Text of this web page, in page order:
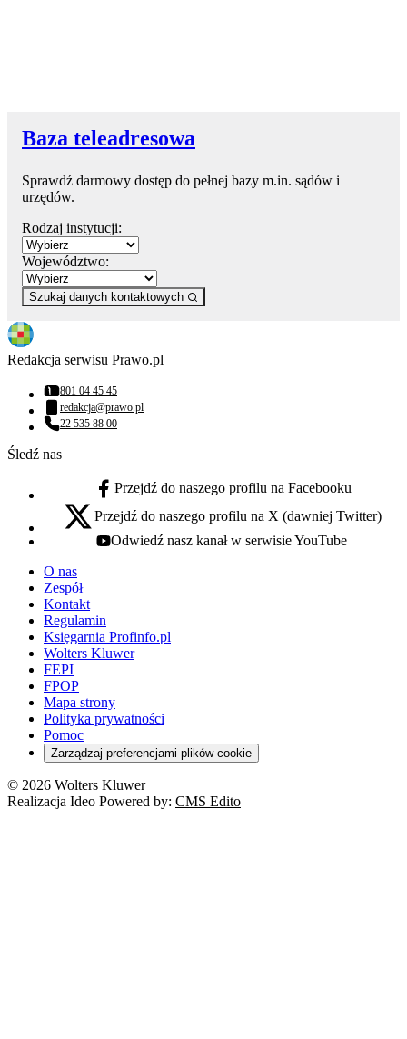
Baza teleadresowa
Sprawdź darmowy dostęp do pełnej bazy m.in. sądów i
urzędów.
Rodzaj instytucji:
Województwo:
Szukaj danych kontaktowych
Redakcja serwisu Prawo.pl
Numer telefonu:
801 04 45 45
Adres email:
redakcja@prawo.pl
Numer telefonu:
22 535 88 00
Śledź nas
facebook - otwiera się w nowej karcie
Przejdź do naszego profilu na Facebooku
x - otwiera się w nowej karcie
Przejdź do naszego profilu na X (dawniej Twitter)
youtube - otwiera się w nowej karcie
Odwiedź nasz kanał w serwisie YouTube
O nas
Zespół
Kontakt
Regulamin
Księgarnia Profinfo.pl
Wolters Kluwer
FEPI
FPOP
Mapa strony
Polityka prywatności
Pomoc
Zarządzaj preferencjami plików cookie
© 2026 Wolters Kluwer
Realizacja Ideo Powered by: CMS Edito